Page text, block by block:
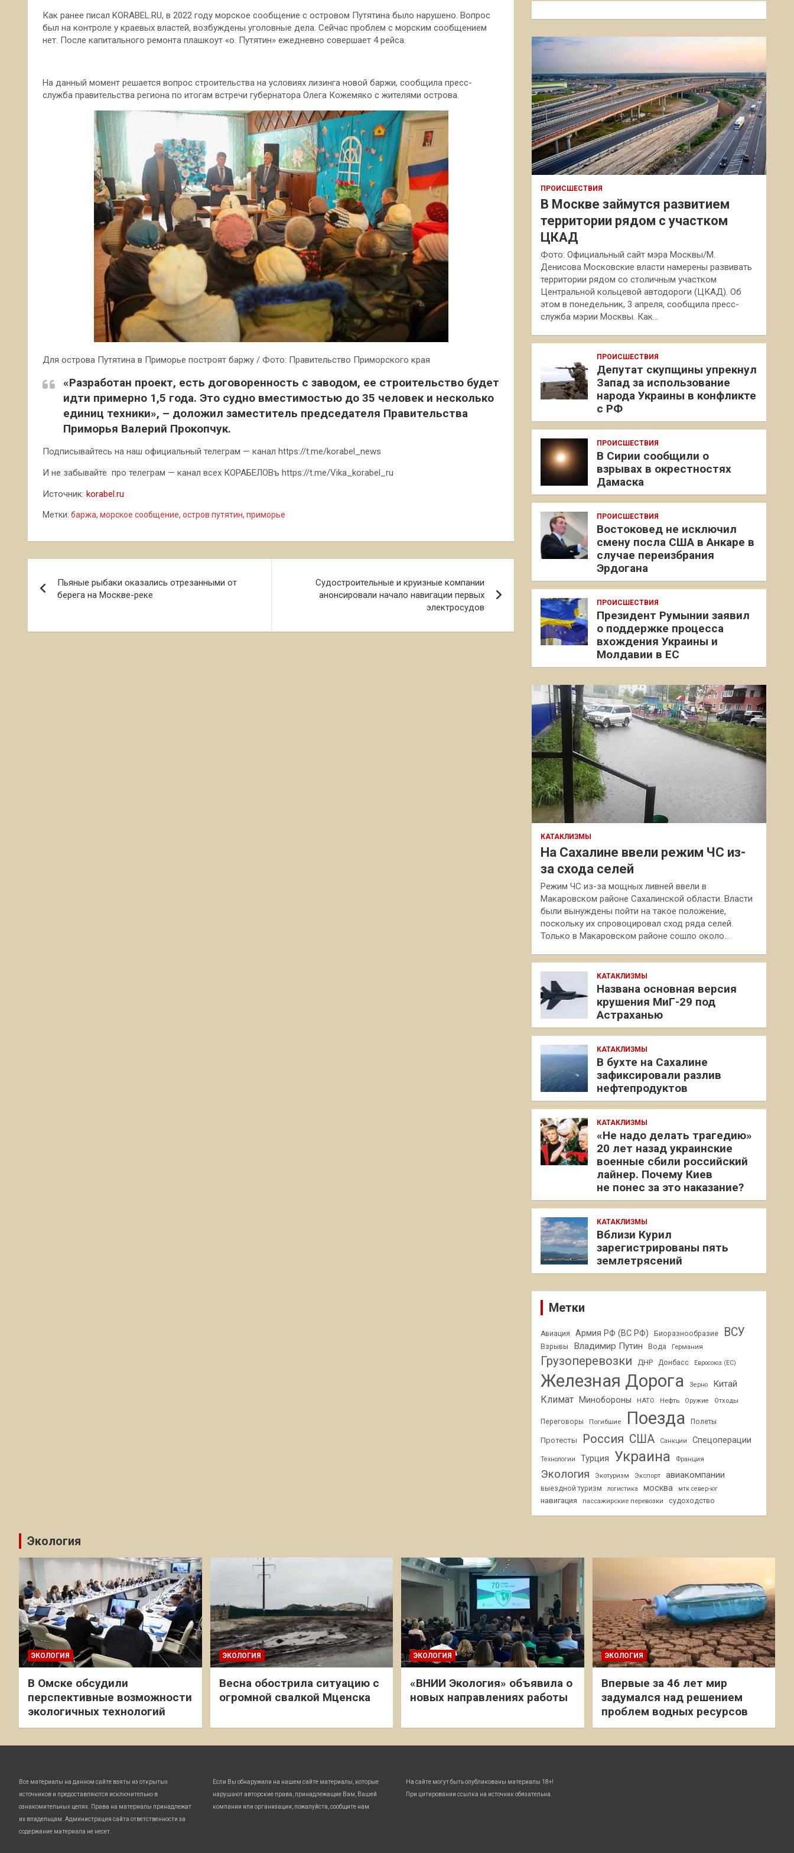
Как ранее писал KORABEL.RU, в 2022 году морское сообщение с островом Путятина было нарушено. Вопрос
был на контроле у краевых властей, возбуждены уголовные дела. Сейчас проблем с морским сообщением
нет. После капитального ремонта плашкоут «о. Путятин» ежедневно совершает 4 рейса.
На данный момент решается вопрос строительства на условиях лизинга новой баржи, сообщила пресс-
служба правительства региона по итогам встречи губернатора Олега Кожемяко с жителями острова.
Для острова Путятина в Приморье построят баржу / Фото: Правительство Приморского края
«Разработан проект, есть договоренность с заводом, ее строительство будет
идти примерно 1,5 года. Это судно вместимостью до 35 человек и несколько
единиц техники», – доложил заместитель председателя Правительства
Приморья Валерий Прокопчук.
Подписывайтесь на наш официальный телеграм — канал https://t.me/korabel_news
И не забывайте про телеграм — канал всех КОРАБЕЛОВъ https://t.me/Vika_korabel_ru
Источник: korabel.ru
Метки: баржа, морское сообщение, остров путятин, приморье
по
Пьяные рыбаки оказались отрезанными от
берега на Москве-реке
Судостроительные и круизные компании
анонсировали начало навигации первых
электросудов
к
ПРОИСШЕСТВИЯ
В Москве займутся развитием
территории рядом с участком
ЦКАД
Фото: Официальный сайт мэра Москвы/М.
Денисова Московские власти намерены развивать
территории рядом со столичным участком
Центральной кольцевой автодороги (ЦКАД). Об
этом в понедельник, 3 апреля, сообщила пресс-
служба мэрии Москвы. Как…
ПРОИСШЕСТВИЯ
Депутат скупщины упрекнул
Запад за использование
народа Украины в конфликте
с РФ
ПРОИСШЕСТВИЯ
В Сирии сообщили о
взрывах в окрестностях
Дамаска
ПРОИСШЕСТВИЯ
Востоковед не исключил
смену посла США в Анкаре в
случае переизбрания
Эрдогана
ПРОИСШЕСТВИЯ
Президент Румынии заявил
о поддержке процесса
вхождения Украины и
Молдавии в ЕС
КАТАКЛИЗМЫ
На Сахалине ввели режим ЧС из-
за схода селей
Режим ЧС из-за мощных ливней ввели в
Макаровском районе Сахалинской области. Власти
были вынуждены пойти на такое положение,
поскольку их спровоцировал сход ряда селей.
Только в Макаровском районе сошло около…
КАТАКЛИЗМЫ
Названа основная версия
крушения МиГ-29 под
Астраханью
КАТАКЛИЗМЫ
В бухте на Сахалине
зафиксировали разлив
нефтепродуктов
КАТАКЛИЗМЫ
«Не надо делать трагедию»
20 лет назад украинские
военные сбили российский
лайнер. Почему Киев
не понес за это наказание?
КАТАКЛИЗМЫ
Вблизи Курил
зарегистрированы пять
землетрясений
Метки
Авиация Армия РФ (ВС РФ) Биоразнообразие ВСУ
Взрывы Владимир Путин Вода Германия
Грузоперевозки ДНР Донбасс Евросоюз (ЕС)
Железная Дорога Зерно Китай
Климат Минобороны НАТО Нефть Оружие Отходы
Переговоры Погибшие Поезда Полеты
Протесты Россия США Санкции Спецоперации
Технологии Турция Украина Франция
Экология Экотуризм Экспорт авиакомпании
выездной туризм логистика москва мтк север-юг
навигация пассажирские перевозки судоходство
Экология
ЭКОЛОГИЯ
В Омске обсудили
перспективные возможности
экологичных технологий
ЭКОЛОГИЯ
Весна обострила ситуацию с
огромной свалкой Мценска
ЭКОЛОГИЯ
«ВНИИ Экология» объявила о
новых направлениях работы
ЭКОЛОГИЯ
Впервые за 46 лет мир
задумался над решением
проблем водных ресурсов
Все материалы на данном сайте взяты из открытых
источников и предоставляются исключительно в
ознакомительных целях. Права на материалы принадлежат
их владельцам. Администрация сайта ответственности за
содержание материала не несет.
Если Вы обнаружили на нашем сайте материалы, которые
нарушают авторские права, принадлежащие Вам, Вашей
компании или организации, пожалуйста, сообщите нам.
На сайте могут быть опубликованы материалы 18+!
При цитировании ссылка на источник обязательна.